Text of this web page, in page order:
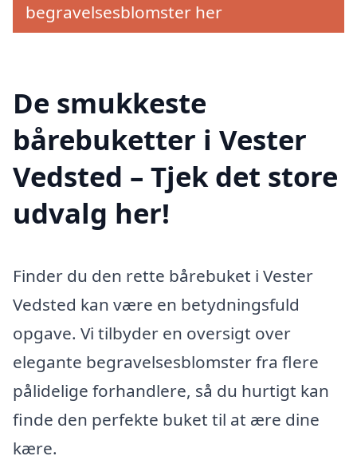
begravelsesblomster her
De smukkeste
bårebuketter i Vester
Vedsted – Tjek det store
udvalg her!
Finder du den rette bårebuket i Vester
Vedsted kan være en betydningsfuld
opgave. Vi tilbyder en oversigt over
elegante begravelsesblomster fra flere
pålidelige forhandlere, så du hurtigt kan
finde den perfekte buket til at ære dine
kære.